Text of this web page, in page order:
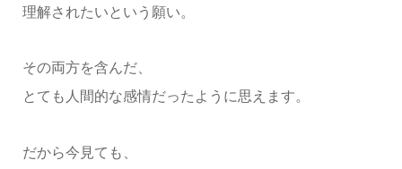
理解されたいという願い。
その両方を含んだ、
とても人間的な感情だったように思えます。
だから今見ても、